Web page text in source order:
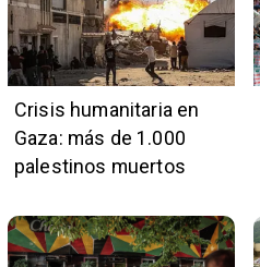
Crisis humanitaria en
Gaza: más de 1.000
palestinos muertos